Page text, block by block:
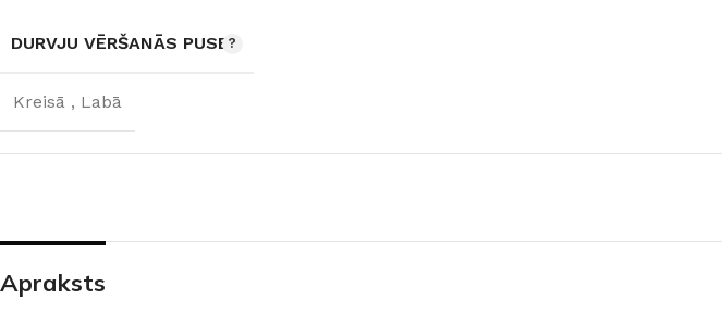
DURVJU
VĒRŠANĀS PUSE
Kreisā
DURVJU VĒRŠANĀS PUSE
Kreisā , Labā
Apraksts